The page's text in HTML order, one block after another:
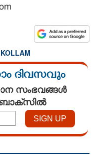
KOLLAM
ദിവസവും
സംഭവങ്ങൾ